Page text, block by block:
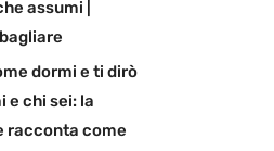
assumi |
dormi e ti dirò
e chi sei: la
racconta come